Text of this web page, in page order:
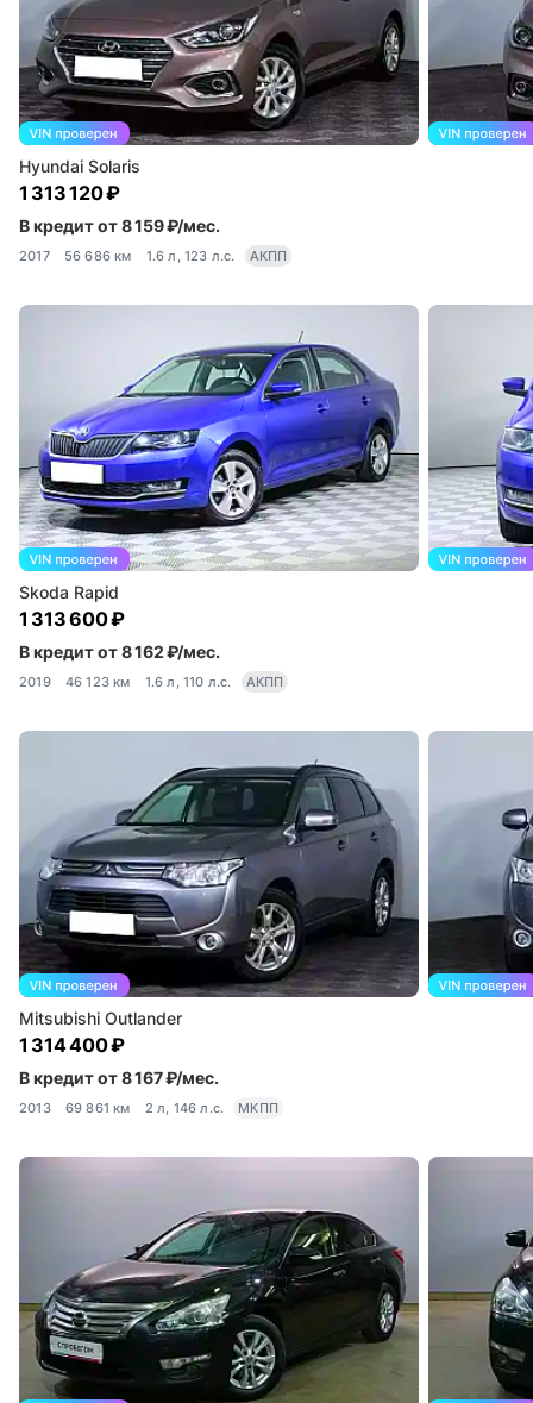
Hyundai Solaris
1 313 120 ₽
В кредит от 8 159 ₽/мес.
2017 56 686 км 1.6 л, 123 л.с. АКПП
Skoda Rapid
1 313 600 ₽
В кредит от 8 162 ₽/мес.
2019 46 123 км 1.6 л, 110 л.с. АКПП
Mitsubishi Outlander
1 314 400 ₽
В кредит от 8 167 ₽/мес.
2013 69 861 км 2 л, 146 л.с. МКПП